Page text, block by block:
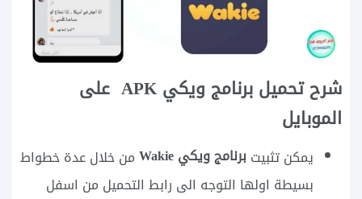
شرح تحميل برنامج ويكي APK على
الموبايل
يمكن تثبيتبرنامج ويكي Wakie
من خلال عدة خطواط
بسيطة اولها التوجه الى رابط التحميل من اسفل